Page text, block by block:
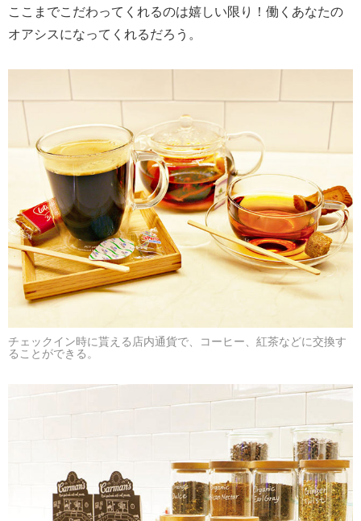
ここまでこだわってくれるのは嬉しい限り！働くあなたの
オアシスになってくれるだろう。
チェックイン時に貰える店内通貨で、コーヒー、紅茶などに交換す
ることができる。